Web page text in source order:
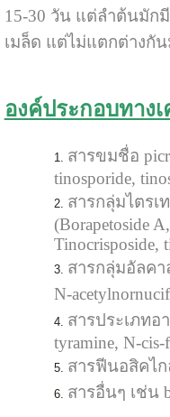
15-30 วัน แต่ลำต้นมักมี
เมล็ด แต่ไม่แตกต่างกั
องค์ประกอบทาง
สารขมชื่อ
tinosporide,
สารกลุ่มไตรเ
(Borapetoside
Tinocrisposide,
สารกลุ่มอัลคา
N-
สารประเภทอ
tyramine, N-
สารฟีนอสิคไก
สารอื่นๆ เช่น